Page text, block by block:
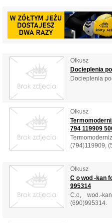
Olkusz
Docieplenia
Docieplenia
Olkusz
794 119909
(794)119909,
Olkusz
C o wod -kan
995314
C.o, wod.-
(690)995314.